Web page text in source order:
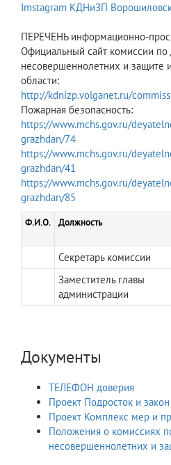
Imstagram КДНиЗП
ПЕРЕЧЕНЬ информационно-
Официальный сайт комиссии по
несовершеннолетних и защите
области:
http://kdnizp.volganet.ru/
Пожарная безопасность:
https://www.mchs.gov.ru/
grazhdan/74
https://www.mchs.gov.ru/
grazhdan/41
https://www.mchs.gov.ru/
grazhdan/85
Ф.И.О. Должность
Секретарь комиссии
Заместитель главы
администрации
Документы
ТЕЛЕФОН доверия
Проект Подросток и
Проект Комплекс мер и
Положения о комиссиях
несовершеннолетних и